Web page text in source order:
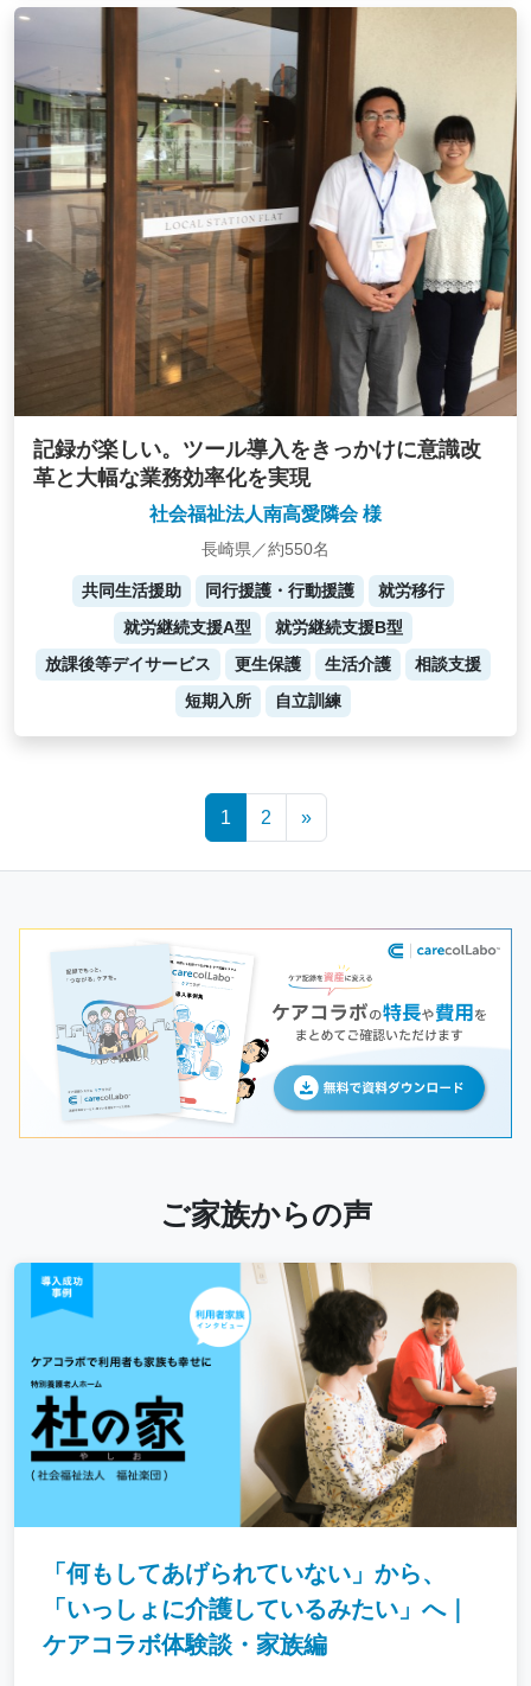
記録が楽しい。ツール導入をきっかけに意識改
革と大幅な業務効率化を実現
社会福祉法人南高愛隣会 様
長崎県／約550名
共同生活援助 同行援護・行動援護
就労移行
就労継続支援A型
就労継続支援B型
放課後等デイサービス
更生保護 生活介護
相談支援
短期入所
自立訓練
1 2 »
ご家族からの声
「何もしてあげられていない」から、
「いっしょに介護しているみたい」へ｜
ケアコラボ体験談・家族編